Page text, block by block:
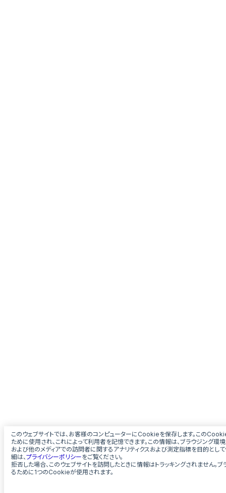
このウェブサイトでは、お客様のコンピューターにCookieを保存します。この
ために使用され、これによって利用者を記憶できます。この情報は、ブラウジング環
および他のメディアでの訪問者に関するアナリティクスおよび測定指標を目的と
細は、プライバシーポリシーをご覧ください。
拒否した場合、このウェブサイトを訪問したときに情報はトラッキングされません。
るために1つのCookieが使用されます。